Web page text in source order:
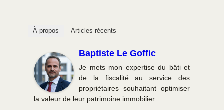
À propos Articles récents
Baptiste Le Goffic
Je mets mon expertise du bâti et
de la fiscalité au service des
propriétaires souhaitant optimiser
la valeur de leur patrimoine immobilier.